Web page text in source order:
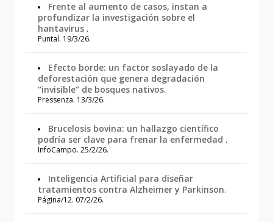
Frente al aumento de casos, instan a
profundizar la investigación sobre el
hantavirus .
Puntal. 19/3/26.
Efecto borde: un factor soslayado de la
deforestación que genera degradación
“invisible” de bosques nativos.
Pressenza. 13/3/26.
Brucelosis bovina: un hallazgo científico
podría ser clave para frenar la enfermedad .
InfoCampo. 25/2/26.
Inteligencia Artificial para diseñar
tratamientos contra Alzheimer y Parkinson.
Página/12. 07/2/26.